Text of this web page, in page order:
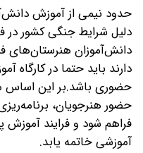
حدود نیمی از آموزش
دلیل شرایط جنگی کشور
دانش‌آموزان هنرستان‌های
دارند باید حتما در کارگاه
حضوری باشد.بر این اساس
حضور هنرجویان،
فراهم شود و فرایند
آموزشی خاتمه یابد.